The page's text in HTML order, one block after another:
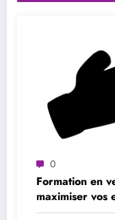
0
Formation en
maximiser vos
d’analyse